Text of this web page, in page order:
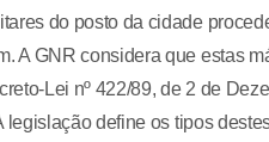
do posto da cidade
A GNR considera que estas
Lei nº 422/89, de 2 de
define os tipos